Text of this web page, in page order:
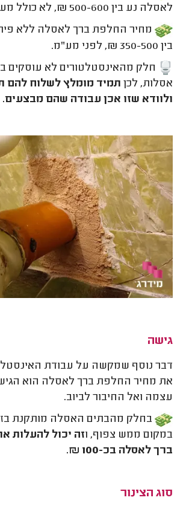
לאסלה נע בין 500-600 ₪, לא כולל מע"מ.
מחיר החלפת ברך לאסלה ללא
בין 350-500 ₪, לפני מע"מ.
חלק מהאינסטלטורים לא עוסקים
אסלות, לכן תמיד מומלץ לשלוח להם
ולוודא שזו אכן עבודה שהם מבצעים.
גישה
דבר נוסף שמקשה על עבודת
את מחיר החלפת ברך לאסלה הוא
עצמה ואל החיבור לביוב.
בחלק מהבתים האסלה מותקנת
במקום ממש צפוף, וזה יכול להעלות
ברך לאסלה בכ-100 ₪.
סוג הצינור